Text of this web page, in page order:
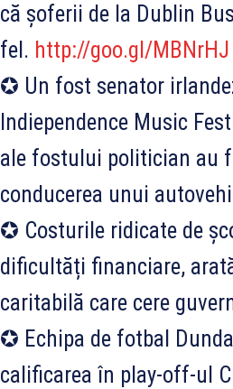
că șoferii de la Dublin
fel. http://goo.gl/MBNrHJ
✪ Un fost senator
Indiependence Music
ale fostului politician au
conducerea unui
✪ Costurile ridicate de
dificultăți financiare,
caritabilă care cere
✪ Echipa de fotbal
calificarea în play-off-ul